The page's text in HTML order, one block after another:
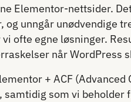
Elementor-nettsider.
og unngår unødvendige
ofte egne løsninger.
når WordPress
+ ACF
samtidig som vi